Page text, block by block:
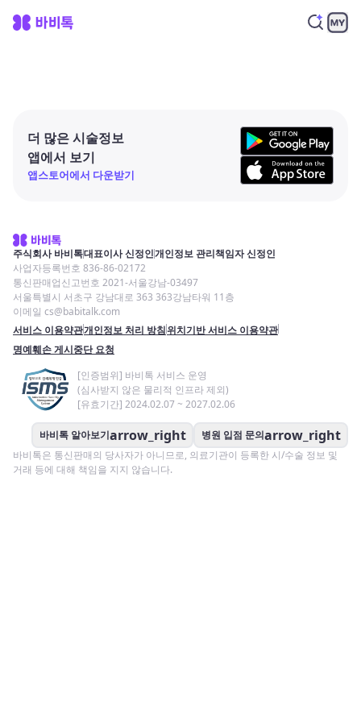
더 많은 시술정보
앱에서 보기
앱스토어에서 다운받기
주식회사 바비톡대표이사 신정인개인정보 관리책임자 신정인
사업자등록번호 836-86-02172
통신판매업신고번호 2021-서울강남-03497
서울특별시 서초구 강남대로 363 363강남타워 11층
이메일 cs@babitalk.com
서비스 이용약관개인정보 처리 방침위치기반 서비스 이용약관
명예훼손 게시중단 요청
[인증범위] 바비톡 서비스 운영
(심사받지 않은 물리적 인프라 제외)
[유효기간] 2024.02.07 ~ 2027.02.06
바비톡 알아보기arrow_right 병원 입점 문의arrow_right
바비톡은 통신판매의 당사자가 아니므로, 의료기관이 등록한 시/수술 정보 및
거래 등에 대해 책임을 지지 않습니다.